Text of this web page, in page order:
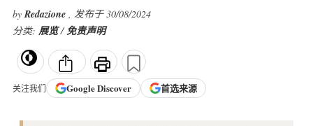
byRedazione , 发布于 30/08/2024
分类: 展览/免责声明
关注我们 GoogleDiscover 首选来源